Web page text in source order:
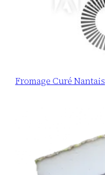
Fromage Curé Nantais